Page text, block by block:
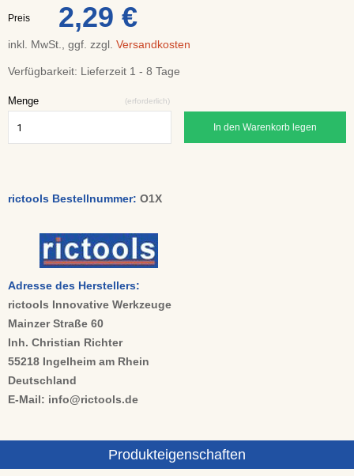
Preis 2,29 €
inkl. MwSt., ggf. zzgl. Versandkosten
Verfügbarkeit: Lieferzeit 1 - 8 Tage
Menge (erforderlich)
In den Warenkorb legen
rictools Bestellnummer: O1X
Adresse des Herstellers:
rictools Innovative Werkzeuge
Mainzer Straße 60
Inh. Christian Richter
55218 Ingelheim am Rhein
Deutschland
E-Mail: info@rictools.de
Produkteigenschaften